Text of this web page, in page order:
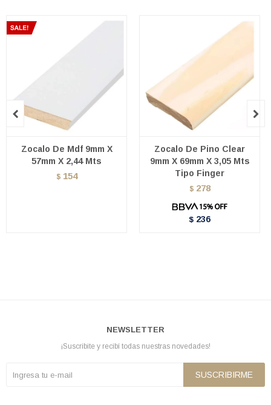
Zocalo De Mdf 9mm X
57mm X 2,44 Mts
$ 154
Zocalo De Pino Clear
9mm X 69mm X 3,05 Mts
Tipo Finger
$ 278
$ 236
 
NEWSLETTER
¡Suscribite y recibí todas nuestras novedades!
SUSCRIBIRME